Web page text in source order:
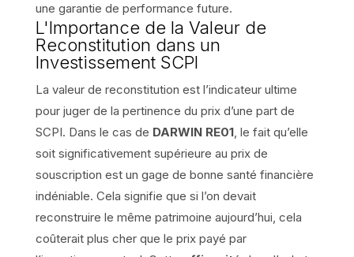
une garantie de performance future.
L'Importance de la Valeur de
Reconstitution dans un
Investissement SCPI
La valeur de reconstitution est l’indicateur ultime
pour juger de la pertinence du prix d’une part de
SCPI. Dans le cas de DARWIN RE01, le fait qu’elle
soit significativement supérieure au prix de
souscription est un gage de bonne santé financière
indéniable. Cela signifie que si l’on devait
reconstruire le même patrimoine aujourd’hui, cela
coûterait plus cher que le prix payé par